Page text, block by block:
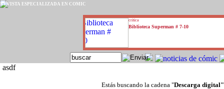
critica
Biblioteca Superman # 7-10
REVISTA ESPECIALIZADA EN CÓMIC
asdf
Estás buscando la cadena "Descarga